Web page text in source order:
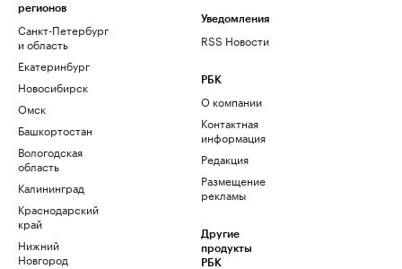
регионов
Санкт-Петербург
и область
Екатеринбург
Новосибирск
Омск
Башкортостан
Вологодская
область
Калининград
Краснодарский
край
Нижний
Новгород
Уведомления
RSS Новости
РБК
О компании
Контактная
информация
Редакция
Размещение
рекламы
Другие
продукты
РБК